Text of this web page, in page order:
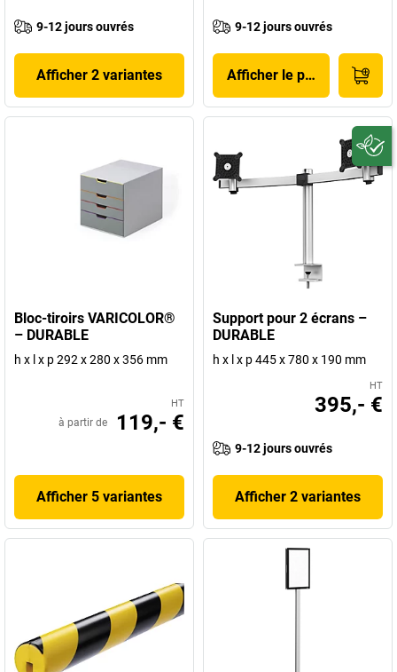
9-12 jours ouvrés
Afficher 2 variantes
9-12 jours ouvrés
Afficher le produit
Bloc-tiroirs VARICOLOR®
– DURABLE
h x l x p 292 x 280 x 356 mm
HT
à partir de 119,- €
Afficher 5 variantes
Support pour 2 écrans –
DURABLE
h x l x p 445 x 780 x 190 mm
HT
395,- €
9-12 jours ouvrés
Afficher 2 variantes